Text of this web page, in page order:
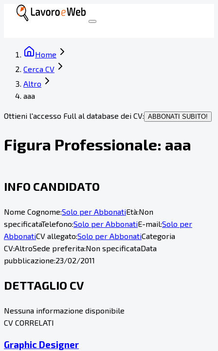
Home
Cerca CV
Altro
aaa
Ottieni l'accesso Full al database dei CV: ABBONATI SUBITO!
Figura Professionale: aaa
INFO CANDIDATO
Nome Cognome:Solo per AbbonatiEtà:Non
specificataTelefono:Solo per AbbonatiE-mail:Solo per
AbbonatiCV allegato:Solo per AbbonatiCategoria
CV:AltroSede preferita:Non specificataData
pubblicazione:23/02/2011
DETTAGLIO CV
Nessuna informazione disponibile
CV CORRELATI
Graphic Designer